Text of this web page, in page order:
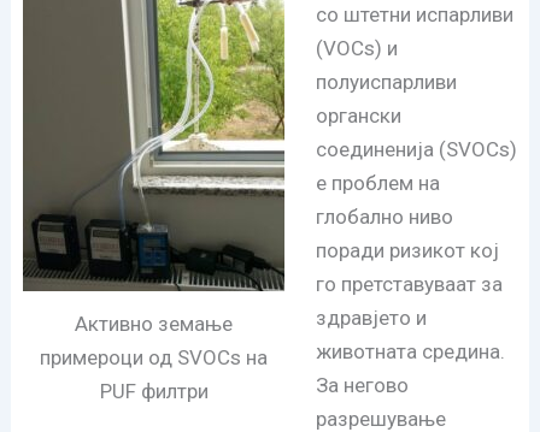
Активно земање
примероци од SVOCs на
PUF филтри
со штетни испарливи
(VOCs) и
полуиспарливи
органски
соединенија (SVOCs)
е проблем на
глобално ниво
поради ризикот кој
го претставуваат за
здравјето и
животната средина.
За негово
разрешување